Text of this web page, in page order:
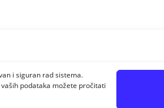
i siguran rad sistema.
podataka možete pročitati